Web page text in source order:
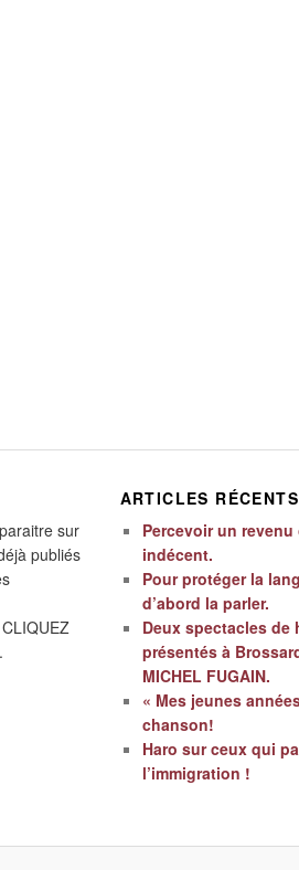
sur
publiés
ARTICLES RÉCENTS
Percevoir un
indécent.
Pour protéger la
d’abord la parler.
Deux spectacles de
présentés à
MICHEL FUGAIN.
« Mes jeunes
chanson!
Haro sur ceux qui
l’immigration !